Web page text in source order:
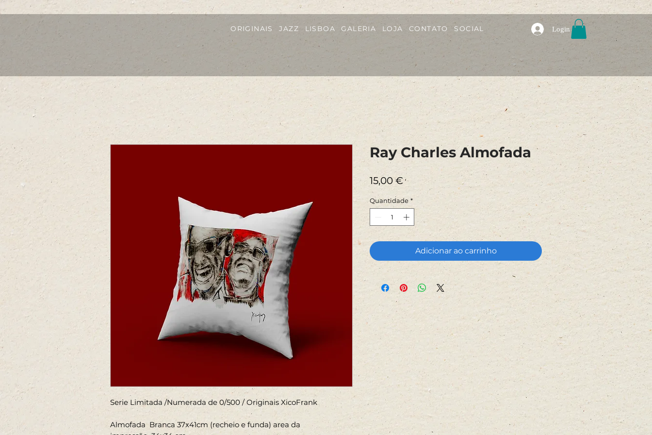
Login
ORIGINAIS JAZZ LISBOA GALERIA LOJA CONTATO SOCIAL
Serie Limitada /Numerada de 0/500 / Originais XicoFrank
Almofada Branca 37x41cm (recheio e funda) area da
Ray Charles Almofada
15,00 €Preço
Quantidade *
Adicionar ao carrinho